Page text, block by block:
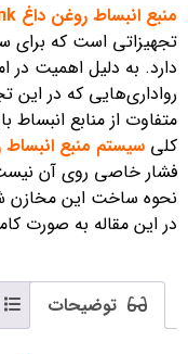
منبع انبساط روغن داغ Hot Oil Expansion Tank
تجهیزاتی است که برای
دارد. به دلیل اهمیت
رواداری‌هایی که در این
متفاوت از منابع
کلی سیستم منبع
فشار خاصی روی آن
نحوه ساخت این مخازن
در این مقاله به صورت
توضیحات